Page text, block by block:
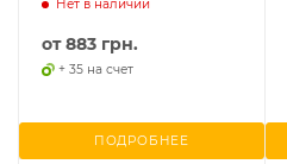
Нет в наличии
от883 грн.
+ 35 на счет
ПОДРОБНЕЕ